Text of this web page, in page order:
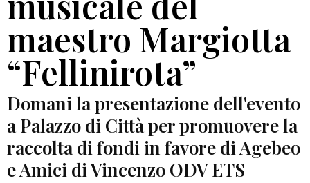
maestro Margiotta
“Fellinirota”
Domani la presentazione dell'evento
a Palazzo di Città per promuovere la
raccolta di fondi in favore di Agebeo
e Amici di Vincenzo ODV ETS